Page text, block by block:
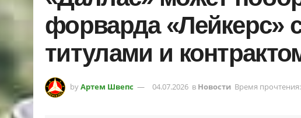
форварда «Лейкерс»
титулами и
byАртем Швепс 04.07.2026 в Новости Время